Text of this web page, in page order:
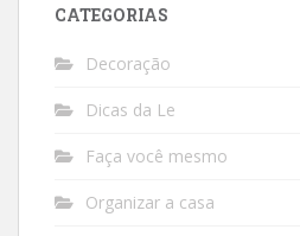
CATEGORIAS
Decoração
Dicas da Le
Faça você mesmo
Organizar a casa